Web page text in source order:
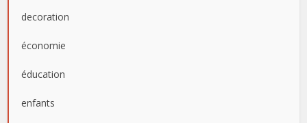
decoration
économie
éducation
enfants